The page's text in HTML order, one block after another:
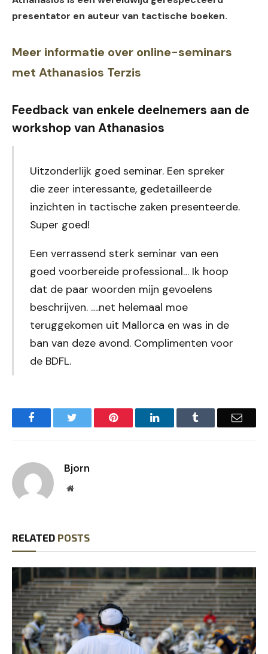
presentator en auteur van tactische boeken.
Meer informatie over online-seminars
met Athanasios Terzis
Feedback van enkele deelnemers aan de
workshop van Athanasios
Uitzonderlijk goed seminar. Een spreker
die zeer interessante, gedetailleerde
inzichten in tactische zaken presenteerde.
Super goed!
Een verrassend sterk seminar van een
goed voorbereide professional… Ik hoop
dat de paar woorden mijn gevoelens
beschrijven. ….net helemaal moe
teruggekomen uit Mallorca en was in de
ban van deze avond. Complimenten voor
de BDFL.
Facebook Pinterest LinkedIn Email
Bjorn
Website
RELATED POSTS